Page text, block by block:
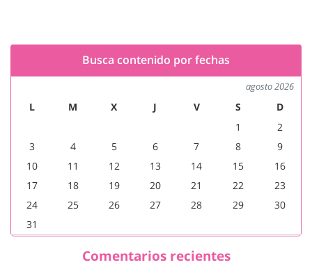
Busca contenido por fechas
agosto 2026
L M X J V S
D
1
2
3
4 5 6 7 8
9
10
11 12 13 14 15
16
17
18 19 20 21 22
23
24
25 26 27 28 29
30
31
Comentarios recientes